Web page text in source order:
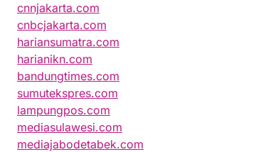
cnnjakarta.com
cnbcjakarta.com
hariansumatra.com
harianikn.com
bandungtimes.com
sumutekspres.com
lampungpos.com
mediasulawesi.com
mediajabodetabek.com